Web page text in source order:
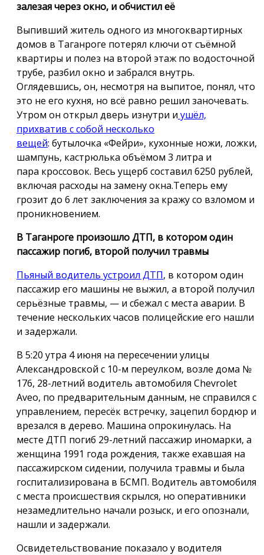
залезая через окно, и обчистил её
Выпивший житель одного из многоквартирных
домов в Таганроге потерял ключи от съёмной
квартиры и полез на второй этаж по водосточной
трубе, разбил окно и забрался внутрь.
Оглядевшись, он, несмотря на выпитое, понял, что
это не его кухня, но всё равно решил заночевать.
Утром он открыл дверь изнутри и ушёл,
прихватив с собой несколько
вещей: бутылочка «Фейри», кухонные ножи, ложки,
шампунь, кастрюлька объёмом 3 литра и
пара кроссовок. Весь ущерб составил 6250 рублей,
включая расходы на замену окна.Теперь ему
грозит до 6 лет заключения за кражу со взломом и
проникновением.
В Таганроге произошло ДТП, в котором один
пассажир погиб, второй получил травмы
Пьяный водитель устроил ДТП, в котором один
пассажир его машины не выжил, а второй получил
серьёзные травмы, — и сбежал с места аварии. В
течение нескольких часов полицейские его нашли
и задержали.
В 5:20 утра 4 июня на пересечении улицы
Александровской с 10-м переулком, возле дома №
176, 28-летний водитель автомобиля Chevrolet
Aveo, по предварительным данным, не справился с
управлением, пересёк встречку, зацепил бордюр и
врезался в дерево. Машина опрокинулась. На
месте ДТП погиб 29-летний пассажир иномарки, а
женщина 1991 года рождения, также ехавшая на
пассажирском сидении, получила травмы и была
госпитализирована в БСМП. Водитель автомобиля
с места происшествия скрылся, но оперативники
незамедлительно начали розыск, и его опознали,
нашли и задержали.
Освидетельствование показало у водителя